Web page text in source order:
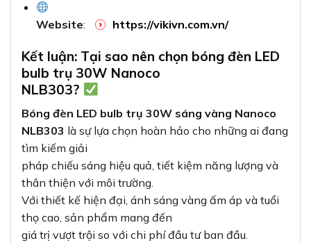
Website: https://vikivn.com.vn/
Kết luận: Tại sao nên chọn bóng đèn LED
bulb trụ 30W Nanoco
NLB303?
Bóng đèn LED bulb trụ 30W sáng vàng Nanoco
NLB303 là sự lựa chọn hoàn hảo cho những ai đang
tìm kiếm giải
pháp chiếu sáng hiệu quả, tiết kiệm năng lượng và
thân thiện với môi trường.
Với thiết kế hiện đại, ánh sáng vàng ấm áp và tuổi
thọ cao, sản phẩm mang đến
giá trị vượt trội so với chi phí đầu tư ban đầu.